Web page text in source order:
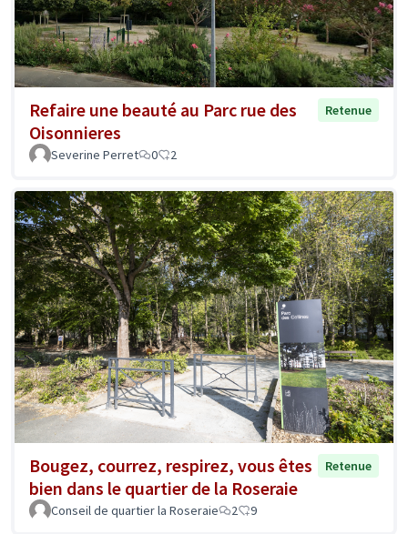
Refaire une beauté au Parc rue des
Oisonnieres
Retenue
Severine Perret 0 2
Bougez, courrez, respirez, vous êtes
bien dans le quartier de la Roseraie
Retenue
Conseil de quartier la Roseraie 2 9